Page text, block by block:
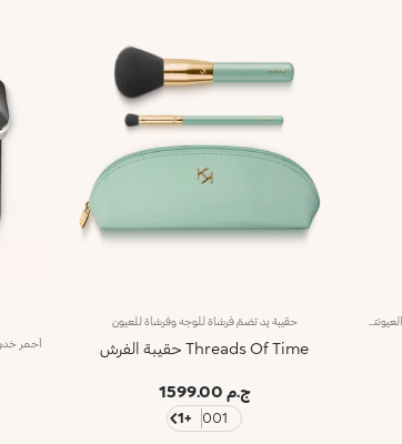
حقيبة يد تضمّ فرشاة للوجه وفرشاة للعيون
Threads Of Time حقيبة الفرش
ج.م 1599.00
001
+1